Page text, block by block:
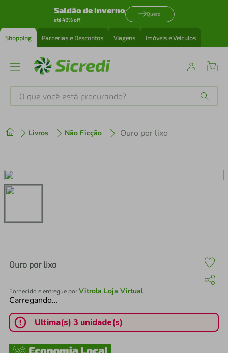
Saldão de inverno
até 40% off
Quero
Shopping Parcerias e Descontos Viagens Imóveis e Veículos
O que você está procurando?
Livros Não Ficção Ouro por lixo
Ouro por lixo
Fornecido e entregue porVitrola Loja Virtual
Carregando…
Última(s) 3 unidade(s)
2º cafeteira